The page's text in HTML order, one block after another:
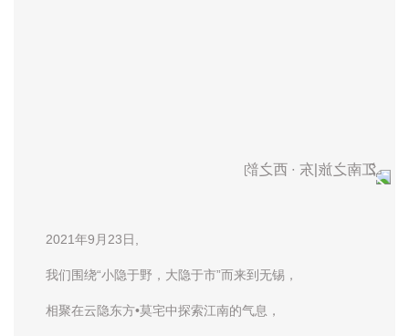
2021年9月23日,
我们围绕“小隐于野，大隐于市”而来到无锡，
相聚在云隐东方•莫宅中探索江南的气息，